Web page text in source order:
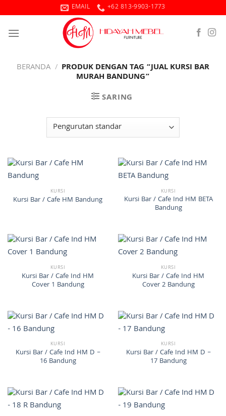
to
content
EMAIL +62 813-9903-1773
BERANDA / PRODUK DENGAN TAG “JUAL KURSI BAR
MURAH BANDUNG”
SARING
KURSI
Kursi Bar / Cafe HM Bandung
KURSI
Kursi Bar / Cafe Ind HM BETA
Bandung
KURSI
Kursi Bar / Cafe Ind HM
Cover 1 Bandung
KURSI
Kursi Bar / Cafe Ind HM
Cover 2 Bandung
KURSI
Kursi Bar / Cafe Ind HM D –
16 Bandung
KURSI
Kursi Bar / Cafe Ind HM D –
17 Bandung